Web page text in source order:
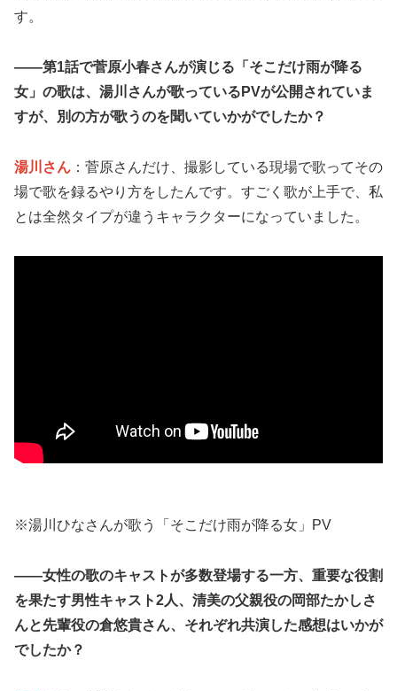
す。
――第1話で菅原小春さんが演じる「そこだけ雨が降る
女」の歌は、湯川さんが歌っているPVが公開されていま
すが、別の方が歌うのを聞いていかがでしたか？
湯川さん ：菅原さんだけ、撮影している現場で歌ってその
場で歌を録るやり方をしたんです。すごく歌が上手で、私
とは全然タイプが違うキャラクターになっていました。
※湯川ひなさんが歌う「そこだけ雨が降る女」PV
——女性の歌のキャストが多数登場する一方、重要な役割
を果たす男性キャスト2人、清美の父親役の岡部たかしさ
んと先輩役の倉悠貴さん、それぞれ共演した感想はいかが
でしたか？